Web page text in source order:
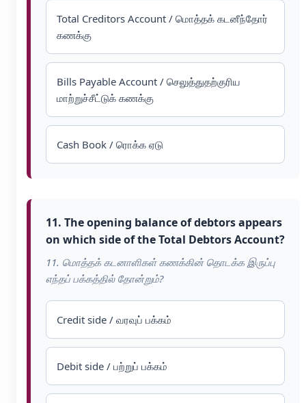
Total Creditors Account / மொத்தக் கடனீந்தோர்
கணக்கு
Bills Payable Account / செலுத்துதற்குரிய
மாற்றுச்சீட்டுக் கணக்கு
Cash Book / ரொக்க ஏடு
11. The opening balance of debtors appears
on which side of the Total Debtors Account?
11. மொத்தக் கடனாளிகள் கணக்கின் தொடக்க இருப்பு
எந்தப் பக்கத்தில் தோன்றும்?
Credit side / வரவுப் பக்கம்
Debit side / பற்றுப் பக்கம்